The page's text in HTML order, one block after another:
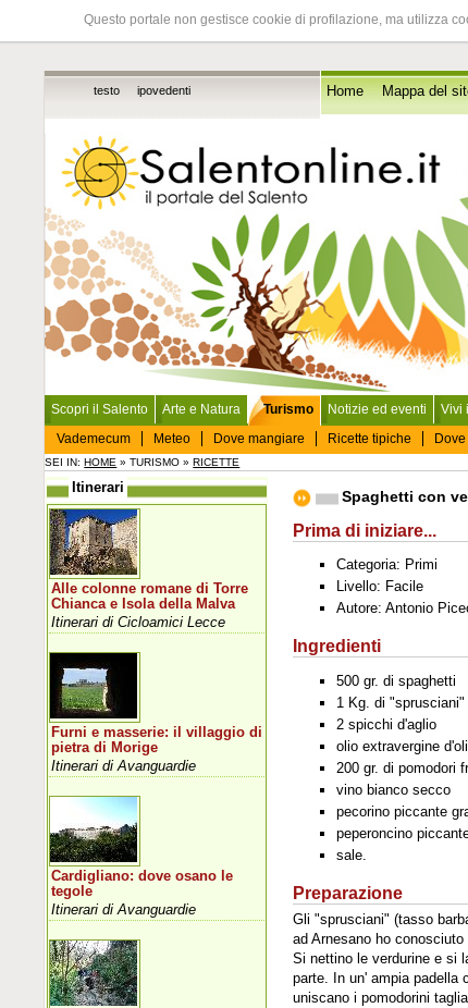
Questo portale non gestisce cookie di profilazione, ma utilizza
testo ipovedenti Home Mappa del
Scopri il Salento Arte e Natura
Turismo
Vademecum
Meteo Dove mangiare Ricette tipiche
Notizie ed eventi Vivi
SEI IN:HOME » TURISMO »RICETTE
Spaghetti con
Prima di iniziare...
Categoria: Primi
Livello: Facile
Autore: Antonio
Ingredienti
500 gr. di spaghetti
1 Kg. di "sprusciani"
2 spicchi d'aglio
olio extravergine
200 gr. di pomodori
vino bianco secco
pecorino piccante
peperoncino
sale.
Preparazione
Gli "sprusciani" (tasso
ad Arnesano ho
Si nettino le verdurine e si
parte. In un' ampia padella
uniscano i pomodorini
Itinerari
Alle colonne romane di Torre
Chianca e Isola della Malva
Itinerari di Cicloamici Lecce
Furni e masserie: il villaggio di
pietra di Morige
Itinerari di Avanguardie
Cardigliano: dove osano le
tegole
Itinerari di Avanguardie